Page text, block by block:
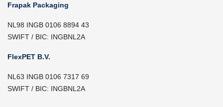
Frapak Packaging
NL98 INGB 0106 8894 43
SWIFT / BIC: INGBNL2A
FlexPET B.V.
NL63 INGB 0106 7317 69
SWIFT / BIC: INGBNL2A